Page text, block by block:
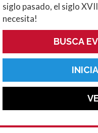
siglo pasado, el siglo
necesita!
BUSCA